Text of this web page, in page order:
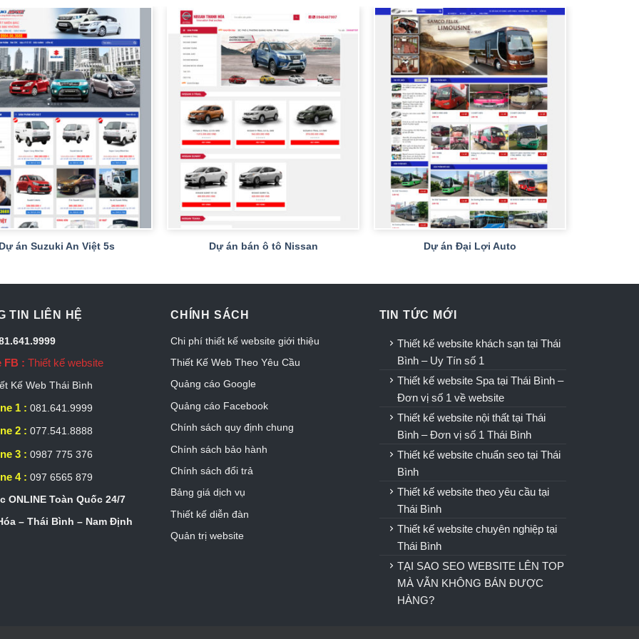
Dự án Suzuki An Việt 5s
+
Dự án bán ô tô Nissan
+
Dự án Đại Lợi Auto
TIN LIÊN HỆ
FB : Thiết kế website
Kế Web Thái Bình
1 : 081.641.9999
2 : 077.541.8888
3 : 0987 775 376
4 : 097 6565 879
ONLINE Toàn Quốc 24/7
– Thái Bình – Nam Định
CHÍNH SÁCH
Chi phí thiết kế website giới thiệu
Thiết Kế Web Theo Yêu Cầu
Quảng cáo Google
Quảng cáo Facebook
Chính sách quy định chung
Chính sách bảo hành
Chính sách đổi trả
Bảng giá dịch vụ
Thiết kế diễn đàn
Quản trị website
TIN TỨC MỚI
Thiết kế website khách sạn tại Thái
Bình – Uy Tín số 1
Thiết kế website Spa tại Thái Bình –
Đơn vị số 1 về website
Thiết kế website nội thất tại Thái
Bình – Đơn vị số 1 Thái Bình
Thiết kế website chuẩn seo tại Thái
Bình
Thiết kế website theo yêu cầu tại
Thái Bình
Thiết kế website chuyên nghiệp tại
Thái Bình
TẠI SAO SEO WEBSITE LÊN TOP
MÀ VẪN KHÔNG BÁN ĐƯỢC
HÀNG?